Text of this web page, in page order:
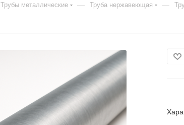
Трубы металлические — Труба нержавеющая —